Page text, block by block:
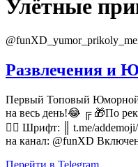
Улётные
Развлечения и
Первый Топовый Юморной
на весь день!😂 ╔ 🎁По
👇🏻 Шрифт: ║ t.me/
на канал: @funXD